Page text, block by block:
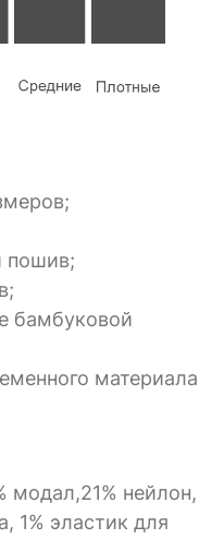
пошив;
бамбуковой
материала
модал,21% нейлон,
1% эластик для